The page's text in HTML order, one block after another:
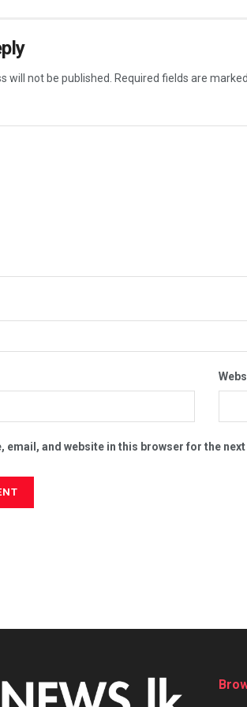
will not be published. Required fields are marked
email, and website in this browser for the